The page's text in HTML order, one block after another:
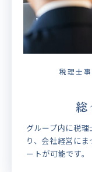
税理士
グループ内に税
り、会社経営に
ートが可能です。